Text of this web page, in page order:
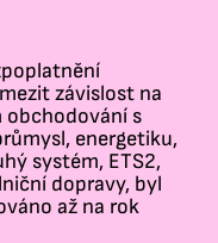
závislost na
obchodování s
energetiku,
systém, ETS2,
dopravy, byl
až na rok